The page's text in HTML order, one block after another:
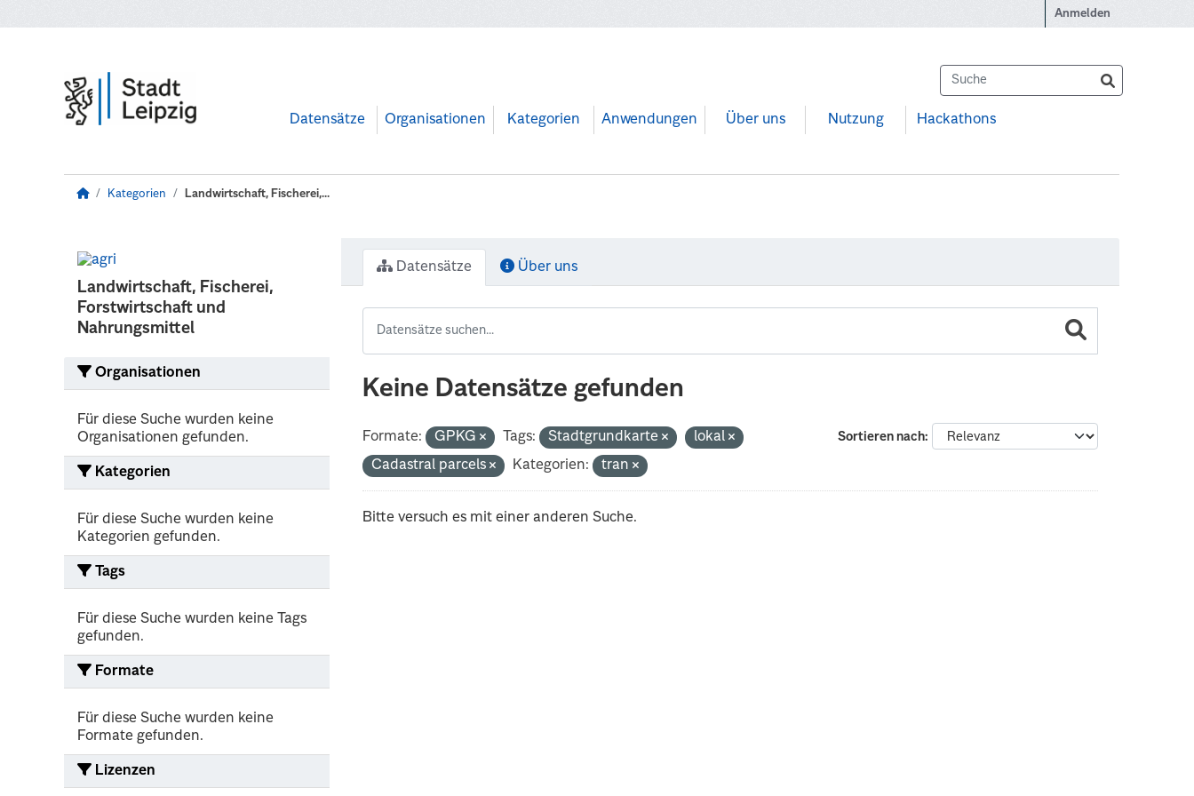
Anmelden
Datensätze Organisationen Kategorien Anwendungen Über uns Nutzung Hackathons
Kategorien Landwirtschaft, Fischerei,...
Landwirtschaft, Fischerei,
Forstwirtschaft und
Nahrungsmittel
Organisationen
Für diese Suche wurden keine
Organisationen gefunden.
Kategorien
Für diese Suche wurden keine
Kategorien gefunden.
Tags
Für diese Suche wurden keine Tags
gefunden.
Formate
Für diese Suche wurden keine
Formate gefunden.
Lizenzen
Datensätze Über uns
Keine Datensätze gefunden
Sortieren nach
Formate: GPKG Tags: Stadtgrundkarte
lokal
Cadastral parcels
Kategorien: tran
Bitte versuch es mit einer anderen Suche.